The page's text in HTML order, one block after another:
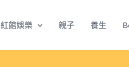
紅館娛樂 親子 養生